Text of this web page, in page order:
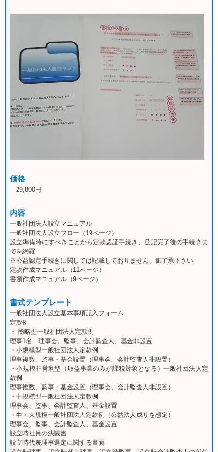
価格
29,800円
内容
一般社団法人設立マニュアル
一般社団法人設立フロー（19ページ）
設立準備時にすべきことから定款認証手続き、登記完了後の手続きま
でを網羅
※公益認定手続きに関しては記載しておりません、御了承下さい
定款作成マニュアル（11ページ）
書類作成マニュアル（9ページ）
書式テンプレート
一般社団法人設立基本事項記入フォーム
定款例
・ 簡略型一般社団法人定款例
理事1名 理事会、監事、会計監査人、基金非設置
・小規模型一般社団法人定款例
理事複数、監事・基金設置（理事会、会計監査人非設置）
・小規模非営利型（収益事業のみが課税対象となる）一般社団法人定
款例
理事複数、監事・基金設置（理事会、会計監査人非設置）
・中規模型一般社団法人定款例
理事会、監事、会計監査人、基金設置
・中・大規模一般社団法人定款例（公益法人成りを想定）
理事会、監事、会計監査人、基金設置
設立時社員の決議書
設立時代表理事選定に関する書面